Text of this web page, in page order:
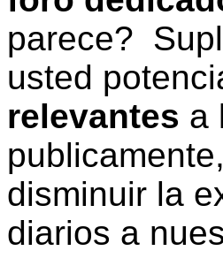
parece?
usted
relevantes a
disminuir la
diarios a